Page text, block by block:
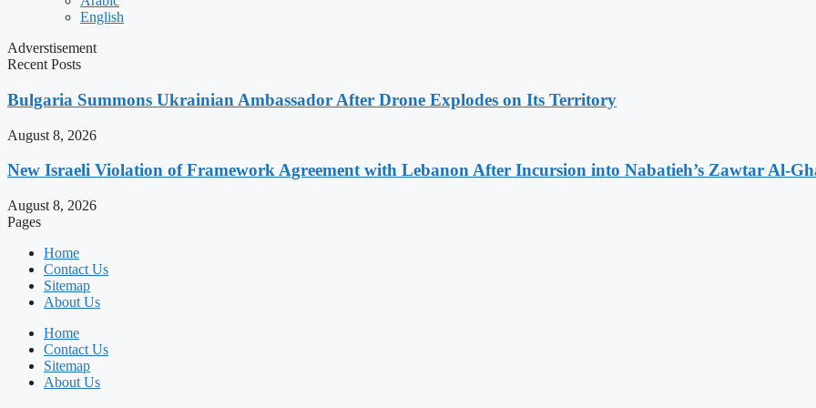
English
Adverstisement
Recent Posts
Bulgaria Summons Ukrainian Ambassador After Drone Explodes on Its Territory
August 8, 2026
New Israeli Violation of Framework Agreement with Lebanon After Incursion into Nabatieh’s Zawtar Al-
August 8, 2026
Pages
Home
Contact Us
Sitemap
About Us
Home
Contact Us
Sitemap
About Us